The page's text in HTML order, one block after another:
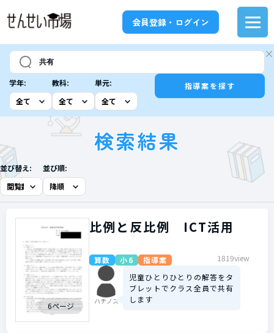
会員登録・ログイン
学年: 教科: 単元: 指導案を探す
検索結果
並び替え: 並び順:
6ページ
比例と反比例 ICT活用
算数 小6 指導案 1819view
ハチノス
児童ひとりひとりの解答をタ
ブレットでクラス全員で共有
します